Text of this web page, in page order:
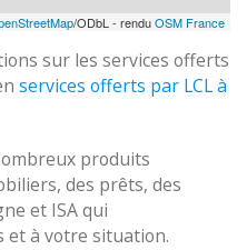
/ODbL - renduOSM France
sur les services offerts
services offerts par LCL à
produits
des prêts, des
et ISA qui
et à votre situation.